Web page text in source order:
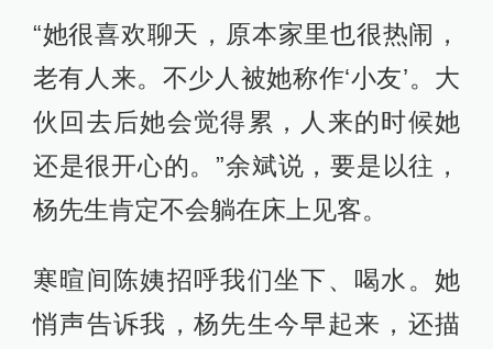
“她很喜欢聊天，原本家里也很热闹，
老有人来。不少人被她称作‘小友’。大
伙回去后她会觉得累，人来的时候她
还是很开心的。”余斌说，要是以往，
杨先生肯定不会躺在床上见客。
寒暄间陈姨招呼我们坐下、喝水。她
悄声告诉我，杨先生今早起来，还描